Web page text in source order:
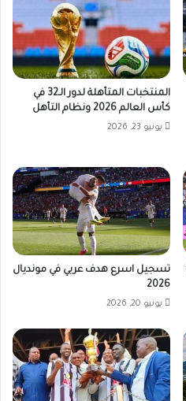
المنتخبات المتأهلة لدور الـ32 في
كأس العالم 2026 ونظام التأهل
يونيو 23, 2026
تسجيل اسرع هدف عربي في مونديال
2026
يونيو 20, 2026